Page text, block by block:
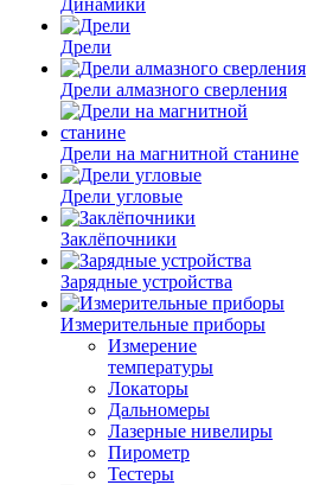
Динамики
Дрели
Дрели алмазного сверления
Дрели на магнитной станине
Дрели угловые
Заклёпочники
Зарядные устройства
Измерительные приборы
Измерение
температуры
Локаторы
Дальномеры
Лазерные нивелиры
Пирометр
Тестеры